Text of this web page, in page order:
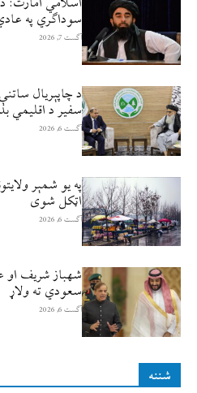
سوداګري په
آگست 7, 2026
د چاپېریال
سفیر د اقلیمي
آگست 6, 2026
په یو شمېر
اټکل شوی
آگست 6, 2026
شهباز شریف او
سعودي ته ولاړ
آگست 6, 2026
شننه